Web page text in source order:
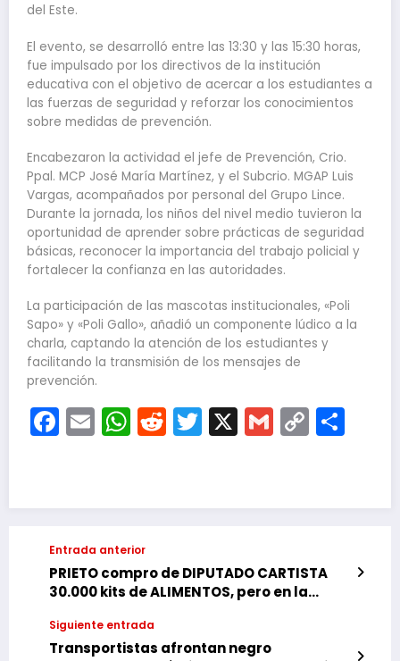
del Este.
El evento, se desarrolló entre las 13:30 y las 15:30 horas,
fue impulsado por los directivos de la institución
educativa con el objetivo de acercar a los estudiantes a
las fuerzas de seguridad y reforzar los conocimientos
sobre medidas de prevención.
Encabezaron la actividad el jefe de Prevención, Crio.
Ppal. MCP José María Martínez, y el Subcrio. MGAP Luis
Vargas, acompañados por personal del Grupo Lince.
Durante la jornada, los niños del nivel medio tuvieron la
oportunidad de aprender sobre prácticas de seguridad
básicas, reconocer la importancia del trabajo policial y
fortalecer la confianza en las autoridades.
La participación de las mascotas institucionales, «Poli
Sapo» y «Poli Gallo», añadió un componente lúdico a la
charla, captando la atención de los estudiantes y
facilitando la transmisión de los mensajes de
prevención.
Facebook
EmailWhatsApp
Reddit
Twitter
X Gmail
Copy
Link
Entrada anterior
PRIETO compro de DIPUTADO CARTISTA
30.000 kits de ALIMENTOS, pero en la
Siguiente entrada
Transportistas afrontan negro